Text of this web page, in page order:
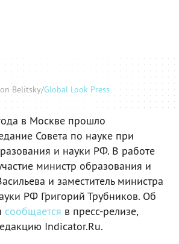
Belitsky/Global Look Press
в Москве прошло
Совета по науке при
и науки РФ. В работе
министр образования и
и заместитель министра
РФ Григорий Трубников. Об
сообщается в пресс-релизе,
Indicator.Ru.